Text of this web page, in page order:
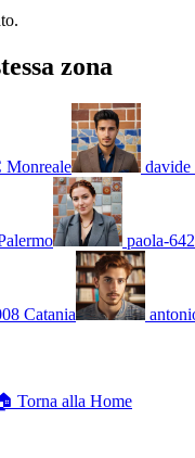
zona
Monreale
paola-642
Catania
Torna alla Home